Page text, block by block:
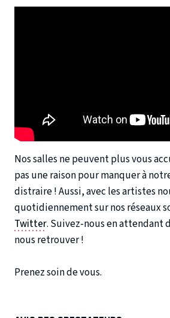
Nos salles ne peuvent plus vous
pas une raison pour manquer à
distraire ! Aussi, avec les artistes
quotidiennement sur nos réseaux
Twitter. Suivez-nous en attendant
nous retrouver !
Prenez soin de vous.